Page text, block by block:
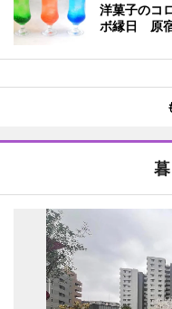
洋菓子のコ
ボ縁日 原